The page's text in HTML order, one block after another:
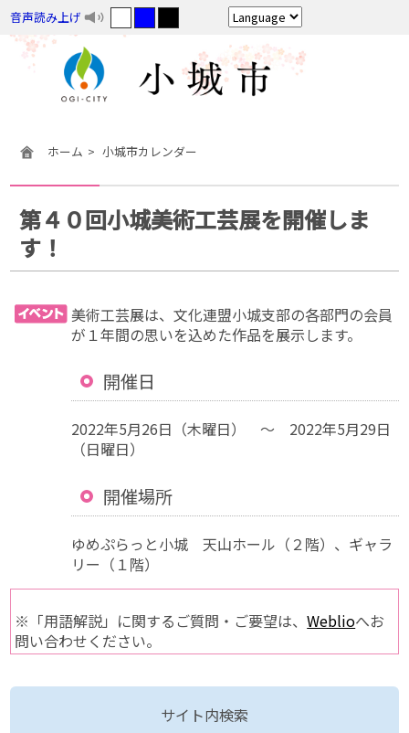
音声読み上げ
ホーム 小城市カレンダー
第４０回小城美術工芸展を開催しま
す！
美術工芸展は、文化連盟小城支部の各部門の会員
が１年間の思いを込めた作品を展示します。
開催日
2022年5月26日（木曜日） ～ 2022年5月29日
（日曜日）
開催場所
ゆめぷらっと小城 天山ホール（２階）、ギャラ
リー（１階）
※「用語解説」に関するご質問・ご要望は、Weblioへお
問い合わせください。
サイト内検索